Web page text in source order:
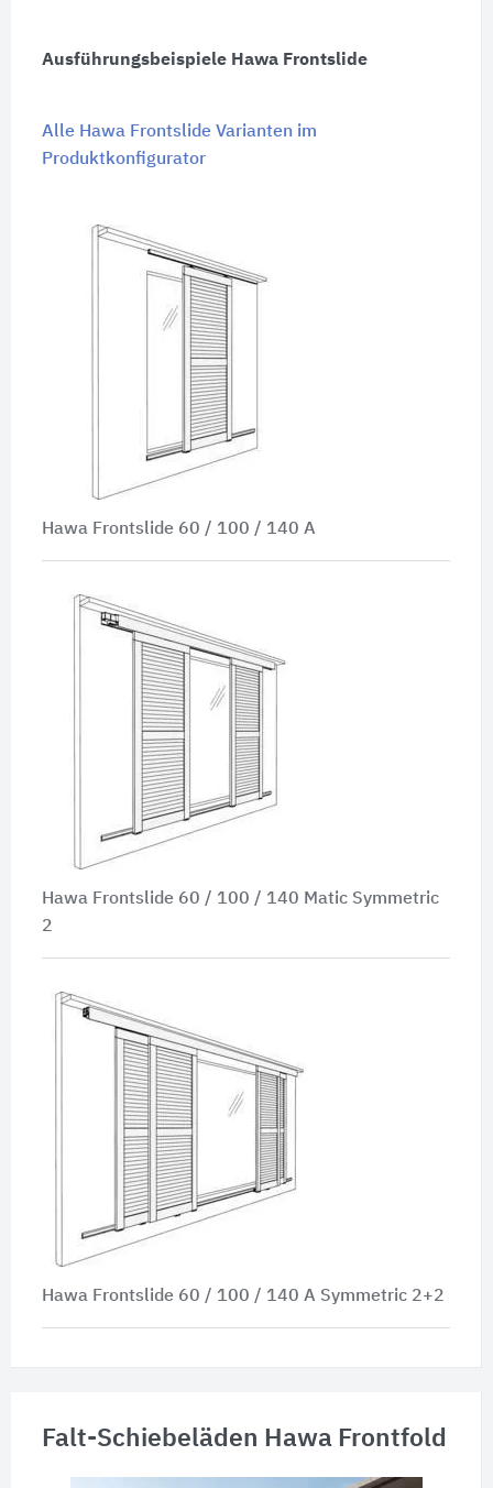
Ausführungsbeispiele Hawa Frontslide
Alle Hawa Frontslide Varianten im
Produktkonfigurator
Hawa Frontslide 60 / 100 / 140 A
Hawa Frontslide 60 / 100 / 140 Matic Symmetric
2
Hawa Frontslide 60 / 100 / 140 A Symmetric 2+2
Falt-Schiebeläden Hawa Frontfold